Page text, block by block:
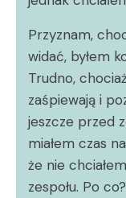
Przyznam,
widać, byłem
Trudno,
zaśpiewają i
jeszcze przed
miałem czas
że nie
zespołu. Po